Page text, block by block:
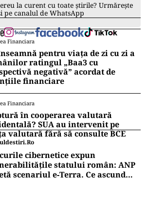
la curent cu toate știrile? Urmărește
pe canalul de WhatsApp
Financiara
pentru viața de zi cu zi a
ratingul „Baa3 cu
negativă” acordat de
financiare
Financiara
în cooperarea valutară
SUA au intervenit pe
valutară fără să consulte BCE
cibernetice expun
statului român: ANP
scenariul e‑Terra. Ce ascund